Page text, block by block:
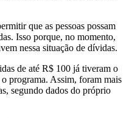
que as pessoas possam
Isso porque, no momento,
nessa situação de dívidas.
de até R$ 100 já tiveram o
programa. Assim, foram mais
segundo dados do próprio